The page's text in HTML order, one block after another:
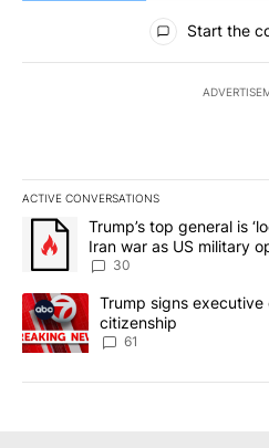
All Comments
Start the
ACTIVE CONVERSATIONS
The following is a list of the
A trending article titled
Trump’s top general is
Iran war as US military
sources say
30
A trending article titled "Trump
Trump signs
citizenship
61